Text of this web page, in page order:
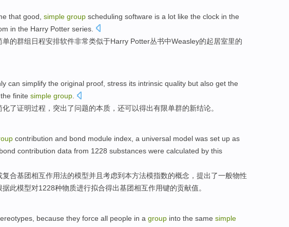
that good simple group scheduling software is a lot like the clock in the
in the Harry Potter series
单的群组 日程安排软件非常类似于Harry Potter丛书中Weasley的起居室里的
can simplify the original proof, stress its intrinsic quality but also get the
finite simple group.
化了证明过程， 突出了问题的本质 ， 还可以得出有限单群的新结论。
contribution and bond module index , a universal model was set up as
bond contribution data from 1228 substances were calculated by this
复合基团相互作用法的模型并且 考虑到本方法模指数的概念， 提出了一般物性
据此模型对1228种物质进行拟合得出基团相互作用键的贡献值。
because they force all people in a group into the same simple